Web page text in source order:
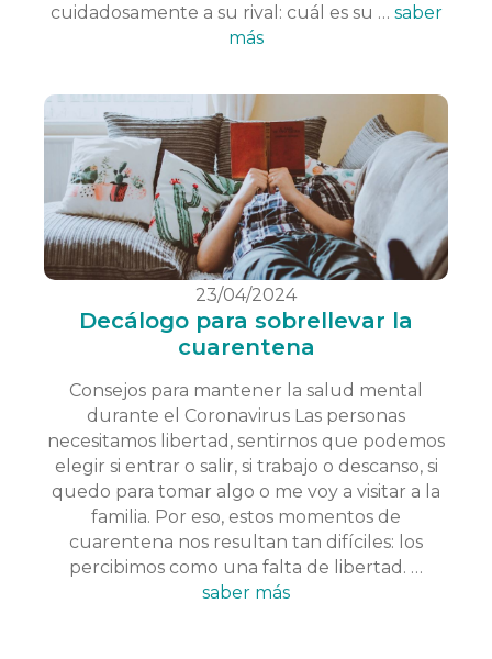
cuidadosamente a su rival: cuál es su … saber
más
23/04/2024
Decálogo para sobrellevar la
cuarentena
Consejos para mantener la salud mental
durante el Coronavirus Las personas
necesitamos libertad, sentirnos que podemos
elegir si entrar o salir, si trabajo o descanso, si
quedo para tomar algo o me voy a visitar a la
familia. Por eso, estos momentos de
cuarentena nos resultan tan difíciles: los
percibimos como una falta de libertad. …
saber más